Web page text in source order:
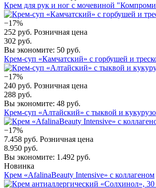
Крем для рук и ног с мочевиной
−17%
252 руб. Розничная цена
302 руб.
Вы экономите: 50 руб.
Крем-суп «Камчатский» с горбушей и
−17%
240 руб. Розничная цена
288 руб.
Вы экономите: 48 руб.
Крем-суп «Алтайский» с тыквой и
−17%
7.458 руб. Розничная цена
8.950 руб.
Вы экономите: 1.492 руб.
Новинка
Крем «AfalinaBeauty Intensive» с коллагеном